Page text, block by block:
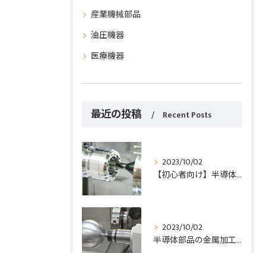
産業機械部品
油圧機器
医療機器
最近の投稿 Recent Posts
2023/10/02
【初心者向け】半導体部品の金属加工入門ガイド！基礎知識から実践まで解説
2023/10/02
半導体部品の金属加工における重要なポイント５つを徹底解説